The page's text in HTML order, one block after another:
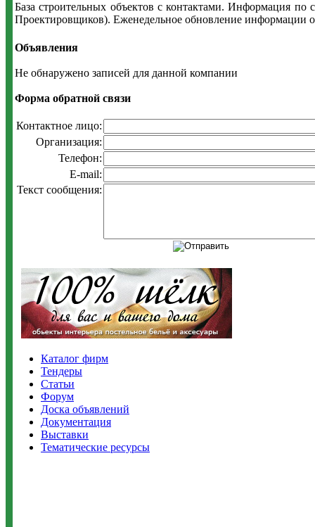
База строительных объектов с контактами. Информация по
Проектировщиков). Еженедельное обновление информации
Объявления
Не обнаружено записей для данной компании
Форма обратной связи
Контактное лицо:
Организация:
Телефон:
E-mail:
Текст сообщения:
Каталог фирм
Тендеры
Статьи
Форум
Доска объявлений
Документация
Выставки
Тематические ресурсы